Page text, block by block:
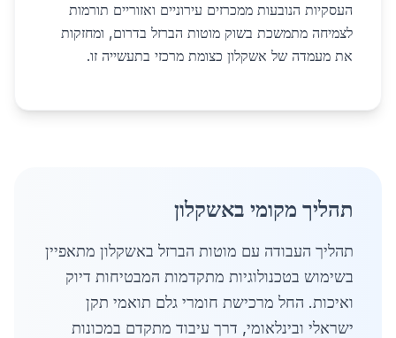
העסקיות הנובעות ממכרזים עירוניים ואזוריים תורמות
לצמיחה מתמשכת בשוק מוטות הברזל בדרום, ומחזקות
את מעמדה של אשקלון כצומת מרכזי בתעשייה זו.
תהליך מקומי באשקלון
תהליך העבודה עם מוטות הברזל באשקלון מתאפיין
בשימוש בטכנולוגיות מתקדמות המבטיחות דיוק
ואיכות. החל מרכישת חומרי גלם תואמי תקן
ישראלי ובינלאומי, דרך עיבוד מתקדם במכונות